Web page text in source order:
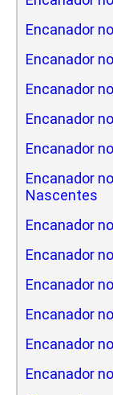
Encanador
Encanador
Encanador
Encanador
Encanador
Encanador
Nascentes
Encanador
Encanador
Encanador
Encanador
Encanador
Encanador